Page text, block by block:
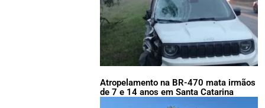
Atropelamento na BR-470 mata irmãos
de 7 e 14 anos em Santa Catarina